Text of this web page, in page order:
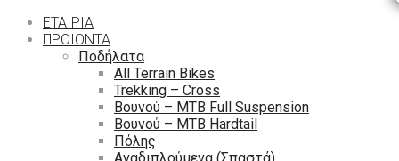
ΕΤΑΙΡΙΑ
ΠΡΟΙΟΝΤΑ
Ποδήλατα
All Terrain Bikes
Trekking – Cross
Βουνού – MTB Full Suspension
Βουνού – MTB Hardtail
Πόλης